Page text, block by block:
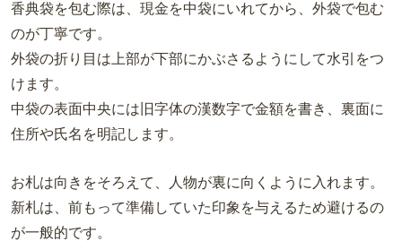
香典袋を包む際は、現金を中袋にいれてから、外袋で包む
のが丁寧です。
外袋の折り目は上部が下部にかぶさるようにして水引をつ
けます。
中袋の表面中央には旧字体の漢数字で金額を書き、裏面に
住所や氏名を明記します。
お札は向きをそろえて、人物が裏に向くように入れます。
新札は、前もって準備していた印象を与えるため避けるの
が一般的です。